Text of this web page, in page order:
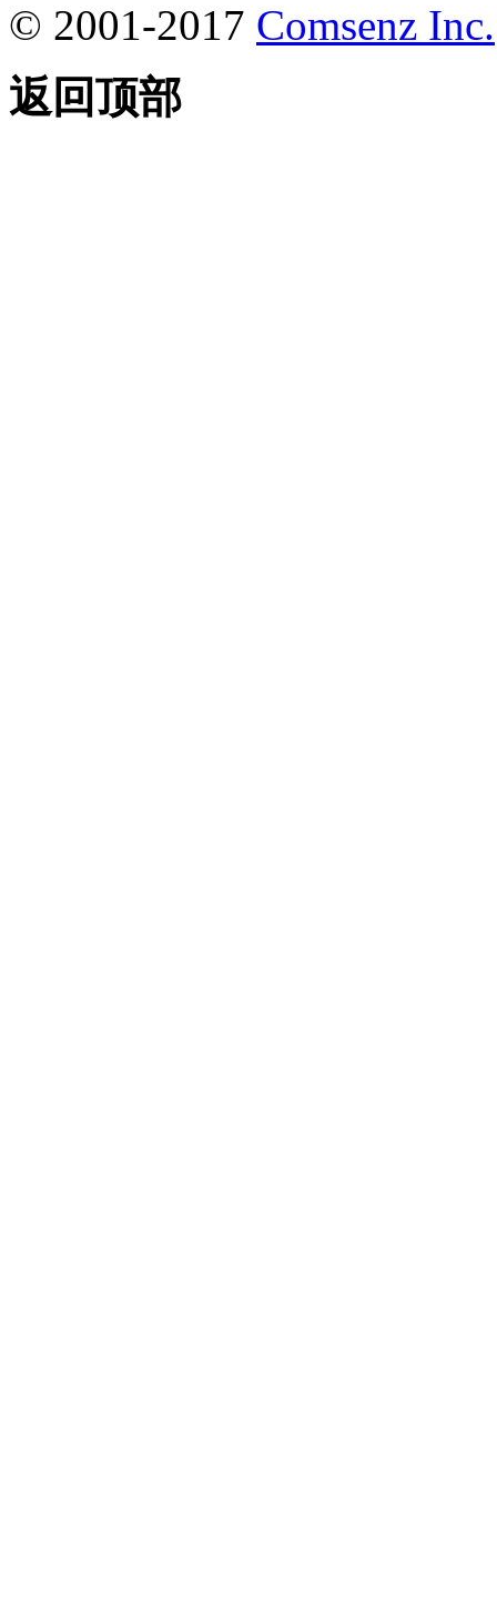
© 2001-2017 Comsenz Inc.
返回顶部